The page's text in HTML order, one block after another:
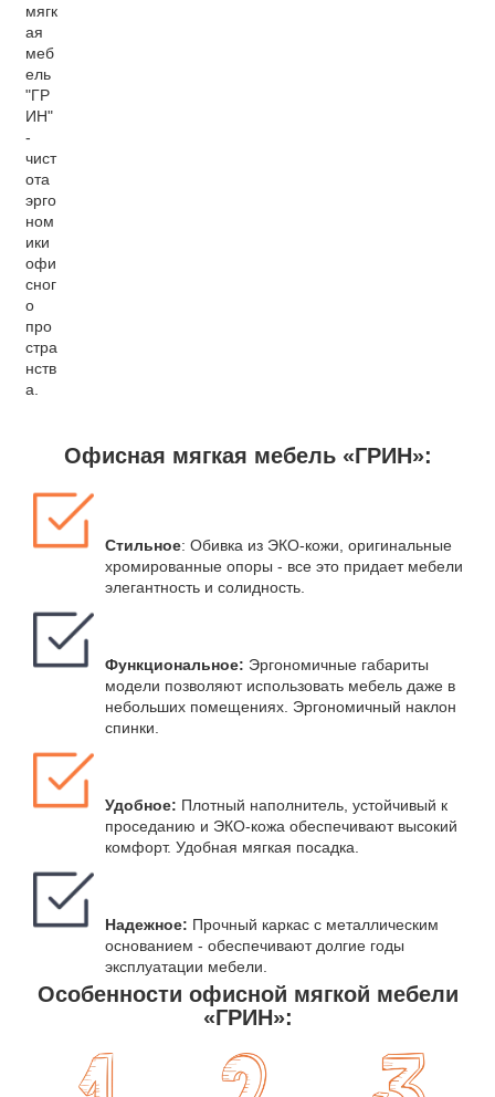
мягк
ая
меб
ель
"ГР
ИН"
-
чист
ота
эрго
ном
ики
офи
сног
о
про
стра
нств
а.
Офисная мягкая мебель «ГРИН»:
Стильное: Обивка из ЭКО-кожи, оригинальные
хромированные опоры - все это придает мебели
элегантность и солидность.
Функциональное: Эргономичные габариты
модели позволяют использовать мебель даже в
небольших помещениях. Эргономичный наклон
спинки.
Удобное: Плотный наполнитель, устойчивый к
проседанию и ЭКО-кожа обеспечивают высокий
комфорт. Удобная мягкая посадка.
Надежное: Прочный каркас с металлическим
основанием - обеспечивают долгие годы
эксплуатации мебели.
Особенности офисной мягкой мебели
«ГРИН»: